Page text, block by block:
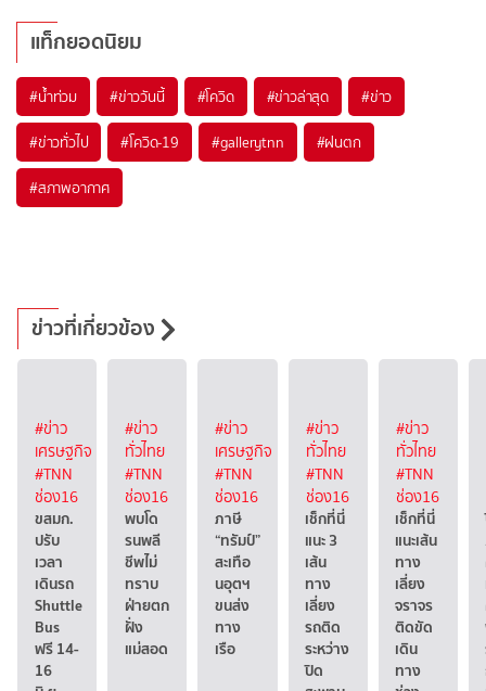
แท็กยอดนิยม
#น้ำท่วม #ข่าววันนี้ #โควิด #ข่าวล่าสุด #ข่าว
#ข่าวทั่วไป #โควิด-19 #gallerytnn #ฝนตก
#สภาพอากาศ
ข่าวที่เกี่ยวข้อง
#ข่าว
เศรษฐกิจ
#TNN
ช่อง16
ขสมก.
ปรับ
เวลา
เดินรถ
Shuttle
Bus
ฟรี 14-
16
#ข่าว
ทั่วไทย
#TNN
ช่อง16
พบโด
รนพลี
ชีพไม่
ทราบ
ฝ่ายตก
ฝั่ง
แม่สอด
#ข่าว
เศรษฐกิจ
#TNN
ช่อง16
ภาษี
“ทรัมป์”
สะเทือ
นอุตฯ
ขนส่ง
ทาง
เรือ
#ข่าว
ทั่วไทย
#TNN
ช่อง16
เช็กที่นี่
แนะ 3
เส้น
ทาง
เลี่ยง
รถติด
ระหว่าง
ปิด
#ข่าว
ทั่วไทย
#TNN
ช่อง16
เช็กที่นี่
แนะเส้น
ทาง
เลี่ยง
จราจร
ติดขัด
เดิน
ทาง